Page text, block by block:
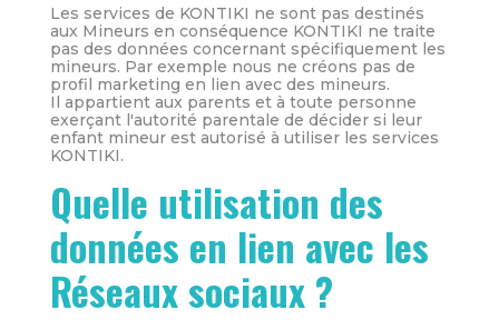
Les services de KONTIKI ne sont pas destinés
aux Mineurs en conséquence KONTIKI ne traite
pas des données concernant spécifiquement les
mineurs. Par exemple nous ne créons pas de
profil marketing en lien avec des mineurs.
Il appartient aux parents et à toute personne
exerçant l'autorité parentale de décider si leur
enfant mineur est autorisé à utiliser les services
KONTIKI.
Quelle utilisation des
données en lien avec les
Réseaux sociaux ?